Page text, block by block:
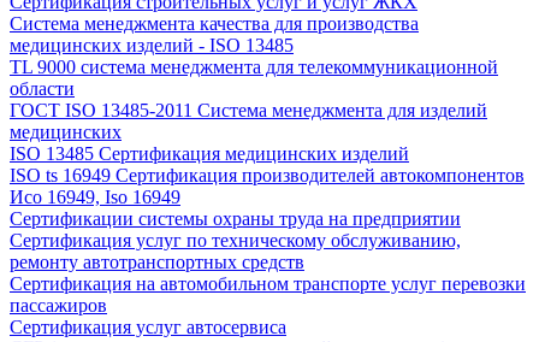
Система менеджмента качества для производства
медицинских изделий - ISO 13485
TL 9000 система менеджмента для телекоммуникационной
области
ГОСТ ISO 13485-2011 Система менеджмента для изделий
медицинских
ISO 13485 Сертификация медицинских изделий
ISO ts 16949 Сертификация производителей автокомпонентов
Исо 16949, Iso 16949
Сертификации системы охраны труда на предприятии
Сертификация услуг по техническому обслуживанию,
ремонту автотранспортных средств
Сертификация на автомобильном транспорте услуг перевозки
пассажиров
Сертификация услуг автосервиса